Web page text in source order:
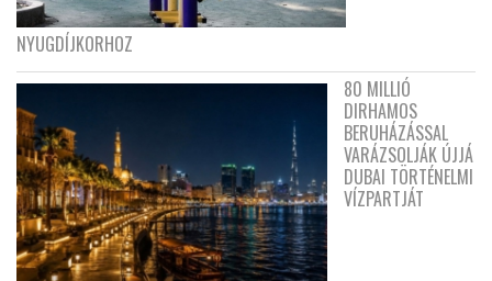
NYUGDÍJKORHOZ
80 MILLIÓ
DIRHAMOS
BERUHÁZÁSSAL
VARÁZSOLJÁK ÚJJÁ
DUBAI TÖRTÉNELMI
VÍZPARTJÁT